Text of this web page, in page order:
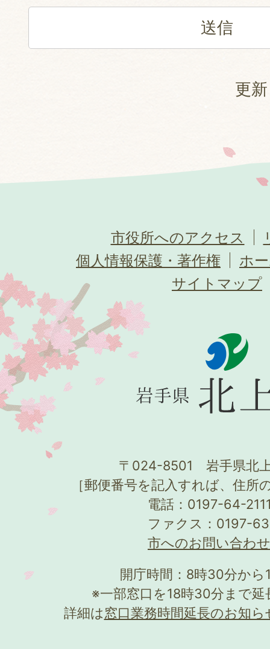
更
市役所へのアクセス
個人情報保護・著作権
ホ
サイトマップ
〒024-8501 岩手県北
［郵便番号を記入すれば、住所
電話：0197-64-
ファクス：0197-
市へのお問い合わ
開庁時間：8時30分か
※一部窓口を18時30分まで
詳細は窓口業務時間延長のお知ら